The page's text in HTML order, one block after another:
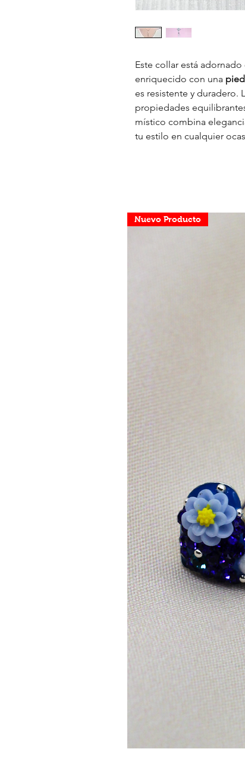
Este collar está
enriquecido con una
es resistente y duradero.
propiedades
místico combina
tu estilo en cualquier
Nuevo Producto